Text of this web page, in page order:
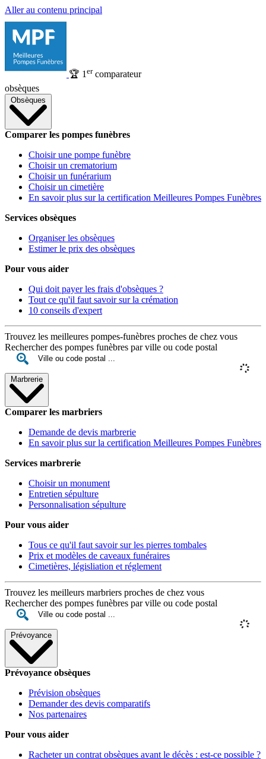
Aller au contenu principal
🏆 1 ercomparateur
obsèques
Obsèques
Comparer les pompes funèbres
Choisir une pompe funèbre
Choisir un crematorium
Choisir un funérarium
Choisir un cimetière
En savoir plus sur la certification Meilleures Pompes Funèbres
Services obsèques
Organiser les obsèques
Estimer le prix des obsèques
Pour vous aider
Qui doit payer les frais d'obsèques ?
Tout ce qu'il faut savoir sur la crémation
10 conseils d'expert
Trouvez les meilleures pompes-funèbres proches de chez vous
Rechercher des pompes funèbres par ville ou code postal
Marbrerie
Comparer les marbriers
Demande de devis marbrerie
En savoir plus sur la certification Meilleures Pompes Funèbres
Services marbrerie
Choisir un monument
Entretien sépulture
Personnalisation sépulture
Pour vous aider
Tous ce qu'il faut savoir sur les pierres tombales
Prix et modèles de caveaux funéraires
Cimetières, législiation et réglement
Trouvez les meilleurs marbriers proches de chez vous
Rechercher des pompes funèbres par ville ou code postal
Prévoyance
Prévoyance obsèques
Prévision obsèques
Demander des devis comparatifs
Nos partenaires
Pour vous aider
Racheter un contrat obsèques avant le décès : est-ce possible ?